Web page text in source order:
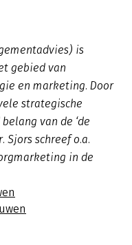
is
gebied van
en marketing. Door
strategische
van de ‘de
Sjors schreef o.a.
in de